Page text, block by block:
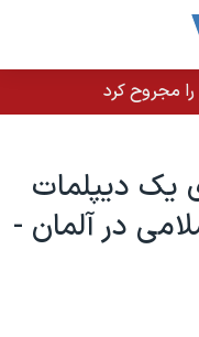
يک ديپلمات
در آلمان -